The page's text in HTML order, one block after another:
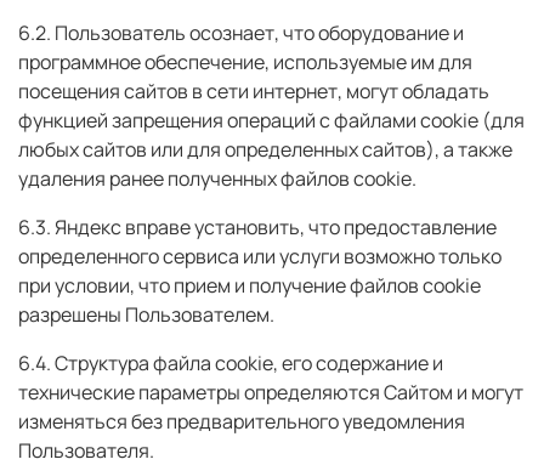
6.2. Пользователь осознает, что оборудование и
программное обеспечение, используемые им для
посещения сайтов в сети интернет, могут обладать
функцией запрещения операций с файлами cookie (для
любых сайтов или для определенных сайтов), а также
удаления ранее полученных файлов cookie.
6.3. Яндекс вправе установить, что предоставление
определенного сервиса или услуги возможно только
при условии, что прием и получение файлов cookie
разрешены Пользователем.
6.4. Структура файла cookie, его содержание и
технические параметры определяются Сайтом и могут
изменяться без предварительного уведомления
Пользователя.